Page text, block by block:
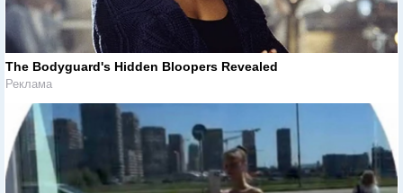
The Bodyguard's Hidden Bloopers Revealed
Реклама